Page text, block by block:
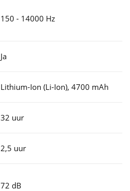
150 - 14000 Hz
Ja
Lithium-Ion (Li-Ion), 4700 mAh
32 uur
2,5 uur
72 dB